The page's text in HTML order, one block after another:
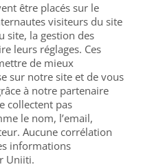
être placés sur le
visiteurs du site
site, la gestion des
leurs réglages. Ces
de mieux
sur notre site et de vous
à notre partenaire
collectent pas
le nom, l’email,
Aucune corrélation
informations
Uniiti.